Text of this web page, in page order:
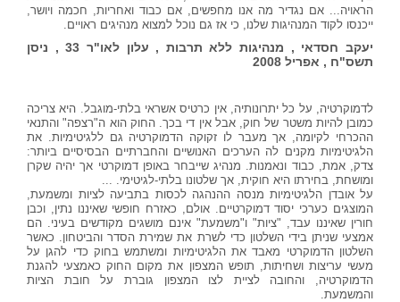
הראויה... אם נגדיר מה אנו מחפשים, אם כבוד ואחריות, חכמה ויושר,
ייכנסו לקוד המנהיגות שלנו, כי אז גם נוכל למצוא מנהיגים ראויים.
יעקב חסדאי , מנהיגות ללא תרבות , עלון לאו"ר 33 , ניסן
תשס"ח , אפריל 2008
לדמוקרטיה, על כל יתרונותיה, אין כרטיס אשראי בלתי-מוגבל. היא צריכה
כמובן להיות משטר של חוק, אבל אין די בכך. החוק הוא ה"רצפה" והתנאי
ההכרחי לקיומה, אך מעבר לו זקוקה הדמוקרטיה גם ללגיטימיות. את
הלגיטימיות מקנים לה הערכים האנושיים והחברתיים הבסיסיים ביותר:
צדק, אמת, כבוד ונאמנות. מנהיג שייבחר באופן דמוקרטי אך יהיה שקרן
ומושחת, בחירתו היא חוקית, אך שלטונו בלתי-לגיטימי. ...
על אובדן הלגיטימיות מנסה ההנהגה לכסות בתביעה לציות ומשמעת,
המוצגים כערכי יסוד דמוקרטיים. אולם, כאזרח חופשי שאיננו נתין, וכבן
חורין שאיננו עבד, "ציות" ו"משמעת" אינם מושגים מקודשים בעיני. הם
אמצעי שניתן בידי השלטון כדי לשרת את שמירת הסדר והביטחון. כאשר
השלטון הדמוקרטי מאבד את הלגיטימיות ומשתמש בחוק כדי להגן על
מעשי עריצות ושחיתות, תופש המצפון את מקום החוק כאמצעי להגנת
הדמוקרטיה, והחובה לציית לצו המצפון גוברת על חובת הציות
והמשמעת.